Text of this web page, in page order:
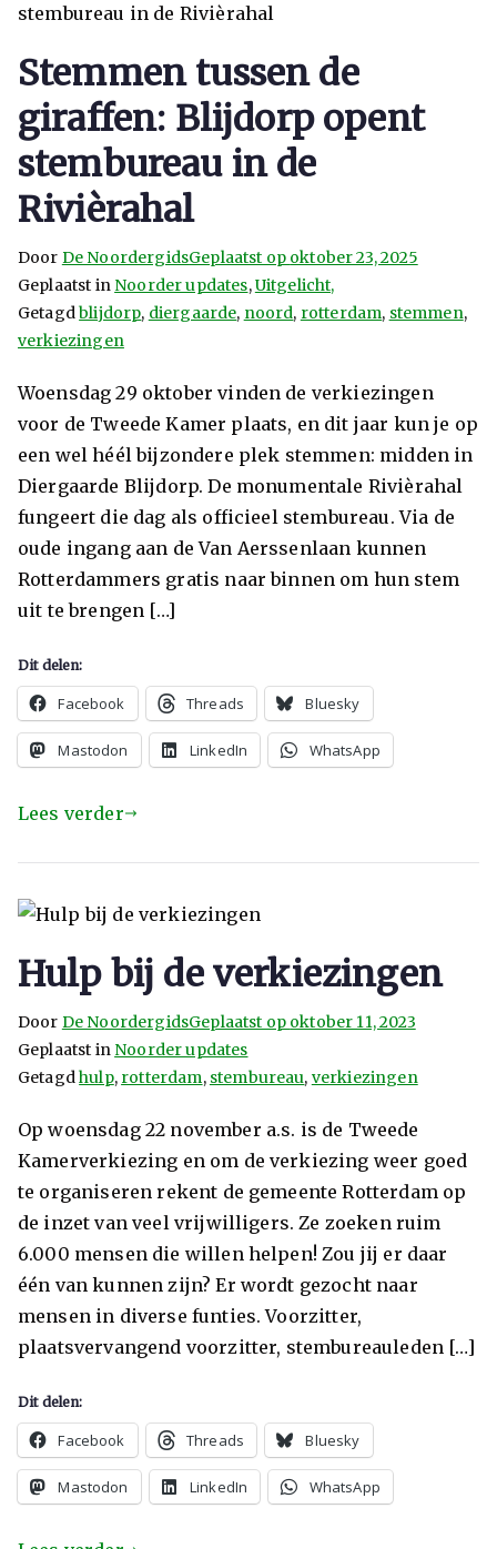
Stemmen tussen de
giraffen: Blijdorp opent
stembureau in de
Rivièrahal
Door De NoordergidsGeplaatst op oktober 23, 2025
Geplaatst in Noorder updates,Uitgelicht,
Getagdblijdorp, diergaarde, noord, rotterdam, stemmen,
verkiezingen
Woensdag 29 oktober vinden de verkiezingen
voor de Tweede Kamer plaats, en dit jaar kun je op
een wel héél bijzondere plek stemmen: midden in
Diergaarde Blijdorp. De monumentale Rivièrahal
fungeert die dag als officieel stembureau. Via de
oude ingang aan de Van Aerssenlaan kunnen
Rotterdammers gratis naar binnen om hun stem
uit te brengen […]
Dit delen:
Facebook Threads Bluesky
Mastodon LinkedIn WhatsApp
Lees verder
Hulp bij de verkiezingen
Door De NoordergidsGeplaatst op oktober 11, 2023
Geplaatst in Noorder updates
Getagdhulp, rotterdam, stembureau, verkiezingen
Op woensdag 22 november a.s. is de Tweede
Kamerverkiezing en om de verkiezing weer goed
te organiseren rekent de gemeente Rotterdam op
de inzet van veel vrijwilligers. Ze zoeken ruim
6.000 mensen die willen helpen! Zou jij er daar
één van kunnen zijn? Er wordt gezocht naar
mensen in diverse funties. Voorzitter,
plaatsvervangend voorzitter, stembureauleden […]
Dit delen:
Facebook Threads Bluesky
Mastodon LinkedIn WhatsApp